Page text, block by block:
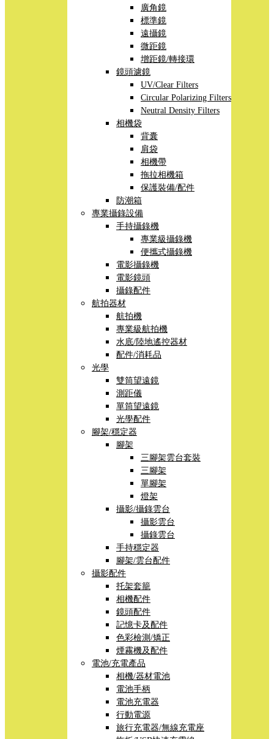
廣角鏡
標準鏡
遠攝鏡
微距鏡
增距鏡/轉接環
鏡頭濾鏡
UV/Clear Filters
Circular Polarizing Filters
Neutral Density Filters
相機袋
背囊
肩袋
相機帶
拖拉相機箱
保護裝備/配件
防潮箱
專業攝錄設備
手持攝錄機
專業級攝錄機
便攜式攝錄機
電影攝錄機
電影鏡頭
攝錄配件
航拍器材
航拍機
專業級航拍機
水底/陸地遙控器材
配件/消耗品
光學
雙筒望遠鏡
測距儀
單筒望遠鏡
光學配件
腳架/穩定器
腳架
三腳架雲台套裝
三腳架
單腳架
燈架
攝影/攝錄雲台
攝影雲台
攝錄雲台
手持穩定器
腳架/雲台配件
攝影配件
托架套籠
相機配件
鏡頭配件
記憶卡及配件
色彩檢測/矯正
煙霧機及配件
電池/充電產品
相機/器材電池
電池手柄
電池充電器
行動電源
旅行充電器/無線充電座